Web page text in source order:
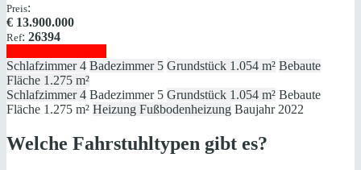
Preis:
€ 13.900.000
Ref: 26394
Schlafzimmer 4 Badezimmer 5 Grundstück 1.054 m² Bebaute
Fläche 1.275 m²
Schlafzimmer 4 Badezimmer 5 Grundstück 1.054 m² Bebaute
Fläche 1.275 m² Heizung Fußbodenheizung Baujahr 2022
Welche Fahrstuhltypen gibt es?